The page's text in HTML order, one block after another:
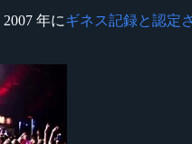
年にギネス記録と認定